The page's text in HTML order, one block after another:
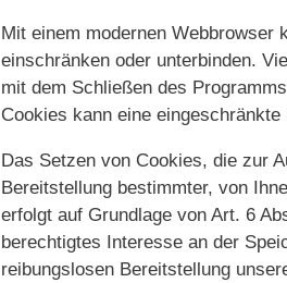
Mit einem modernen Webbrowser
einschränken oder unterbinden.
mit dem Schließen des
Cookies kann eine
Das Setzen von Cookies, die zur
Bereitstellung bestimmter, von
erfolgt auf Grundlage von Art. 6
berechtigtes Interesse an der
reibungslosen Bereitstellung